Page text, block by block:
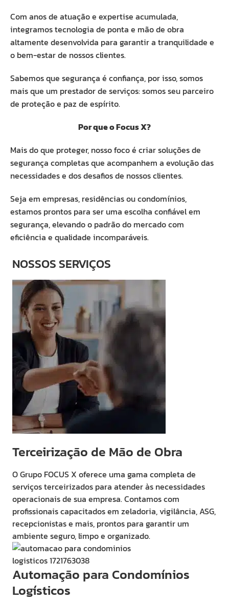
Com anos de atuação e expertise acumulada,
integramos tecnologia de ponta e mão de obra
altamente desenvolvida para garantir a tranquilidade e
o bem-estar de nossos clientes.
Sabemos que segurança é confiança, por isso, somos
mais que um prestador de serviços: somos seu parceiro
de proteção e paz de espírito.
Por que o Focus X?
Mais do que proteger, nosso foco é criar soluções de
segurança completas que acompanhem a evolução das
necessidades e dos desafios de nossos clientes.
Seja em empresas, residências ou condomínios,
estamos prontos para ser uma escolha confiável em
segurança, elevando o padrão do mercado com
eficiência e qualidade incomparáveis.
NOSSOS SERVIÇOS
Terceirização de Mão de Obra
O Grupo FOCUS X oferece uma gama completa de
serviços terceirizados para atender às necessidades
operacionais de sua empresa. Contamos com
profissionais capacitados em zeladoria, vigilância, ASG,
recepcionistas e mais, prontos para garantir um
ambiente seguro, limpo e organizado.
Automação para Condomínios
Logísticos